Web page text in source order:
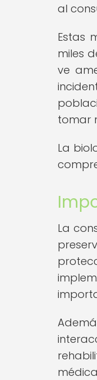
al
Estas
miles
ve
tomar
La
La